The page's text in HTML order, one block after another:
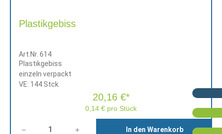
Plastikgebiss
Art.Nr. 614
Plastikgebiss
einzeln verpackt
VE: 144 Stck.
0,14 € pro Stück
20,16 €*
In den Warenkorb